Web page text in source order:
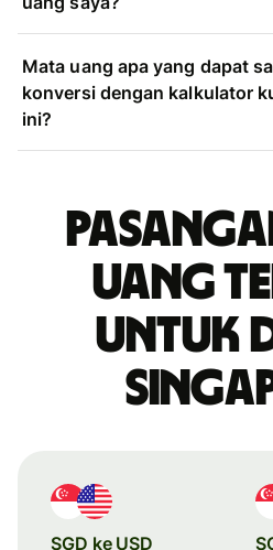
Mata uang apa yang dapat
konversi dengan kalkulator
ini?
uang
untuk
SGD ke USD